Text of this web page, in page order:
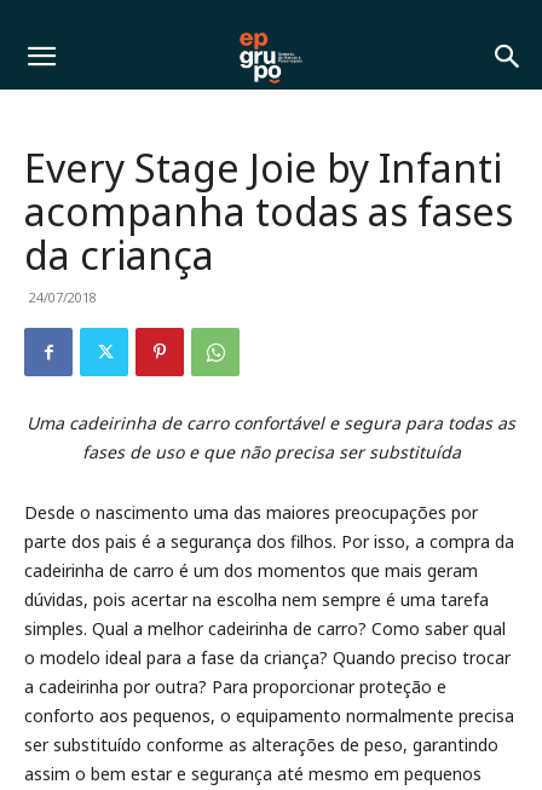
Every Stage Joie by Infanti
acompanha todas as fases
da criança
24/07/2018
Uma cadeirinha de carro confortável e segura para todas as
fases de uso e que não precisa ser substituída
Desde o nascimento uma das maiores preocupações por
parte dos pais é a segurança dos filhos. Por isso, a compra da
cadeirinha de carro é um dos momentos que mais geram
dúvidas, pois acertar na escolha nem sempre é uma tarefa
simples. Qual a melhor cadeirinha de carro? Como saber qual
o modelo ideal para a fase da criança? Quando preciso trocar
a cadeirinha por outra? Para proporcionar proteção e
conforto aos pequenos, o equipamento normalmente precisa
ser substituído conforme as alterações de peso, garantindo
assim o bem estar e segurança até mesmo em pequenos